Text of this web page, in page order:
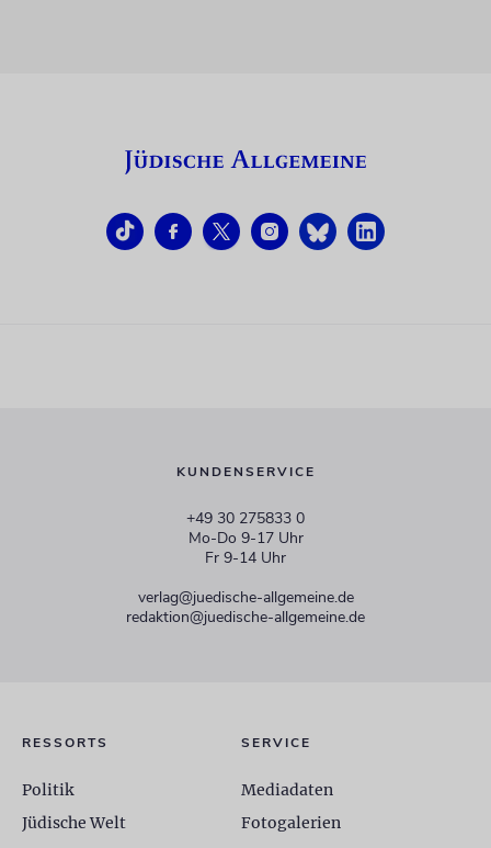
KUNDENSERVICE
+49 30 275833 0
Mo-Do 9-17 Uhr
Fr 9-14 Uhr
verlag@juedische-allgemeine.de
redaktion@juedische-allgemeine.de
RESSORTS
Politik
Jüdische Welt
SERVICE
Mediadaten
Fotogalerien